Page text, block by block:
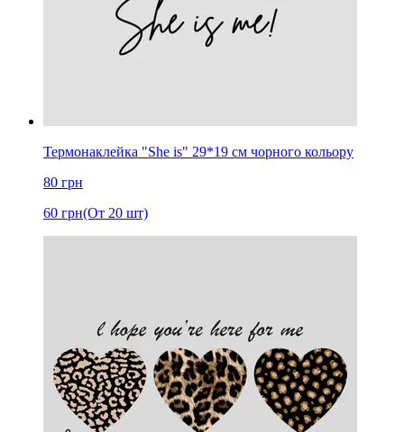
Термонаклейка "She is" 29*19 см чорного кольору
80 грн
60 грн(От 20 шт)